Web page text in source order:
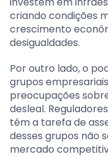
criando condições
crescimento
desigualdades.
Por outro lado, o
grupos
preocupações
desleal.
têm a tarefa de
desses grupos não
mercado